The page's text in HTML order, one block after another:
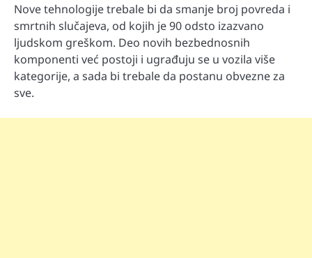
Nove tehnologije trebale bi da smanje broj povreda i
smrtnih slučajeva, od kojih je 90 odsto izazvano
ljudskom greškom. Deo novih bezbednosnih
komponenti već postoji i ugrađuju se u vozila više
kategorije, a sada bi trebale da postanu obvezne za
sve.